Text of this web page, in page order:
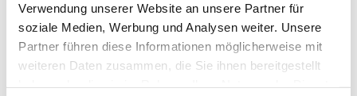
Verwendung unserer Website an unsere Partner für
soziale Medien, Werbung und Analysen weiter. Unsere
Partner führen diese Informationen möglicherweise mit
weiteren Daten zusammen, die Sie ihnen bereitgestellt
Ähnliche Produkte